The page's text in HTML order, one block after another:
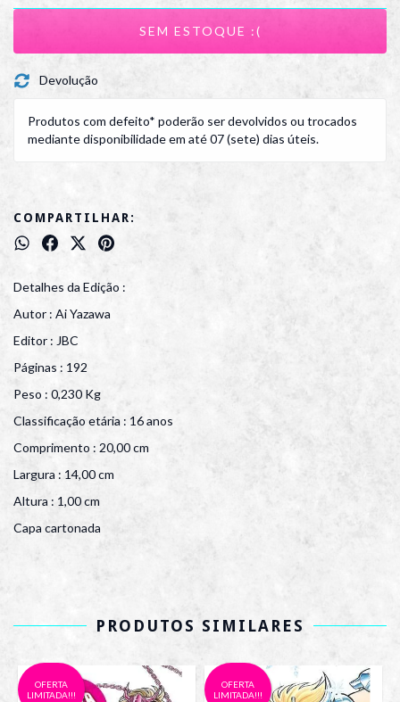
Devolução
Produtos com defeito* poderão ser devolvidos ou trocados
mediante disponibilidade em até 07 (sete) dias úteis.
COMPARTILHAR:
Detalhes da Edição :
Autor : Ai Yazawa
Editor : JBC
Páginas : 192
Peso : 0,230 Kg
Classificação etária : 16 anos
Comprimento : 20,00 cm
Largura : 14,00 cm
Altura : 1,00 cm
Capa cartonada
PRODUTOS SIMILARES
OFERTA
LIMITADA!!!
OFERTA
LIMITADA!!!